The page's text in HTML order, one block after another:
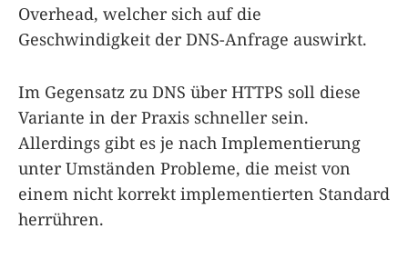
Overhead, welcher sich auf die
Geschwindigkeit der DNS-Anfrage auswirkt.
Im Gegensatz zu DNS über HTTPS soll diese
Variante in der Praxis schneller sein.
Allerdings gibt es je nach Implementierung
unter Umständen Probleme, die meist von
einem nicht korrekt implementierten Standard
herrühren.